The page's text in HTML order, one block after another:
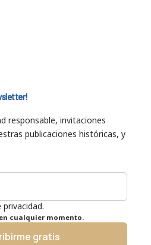
responsable, invitaciones
publicaciones históricas, y
cualquier momento.
gratis